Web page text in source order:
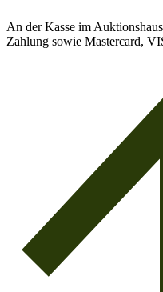
An der Kasse im
Zahlung sowie Mastercard,